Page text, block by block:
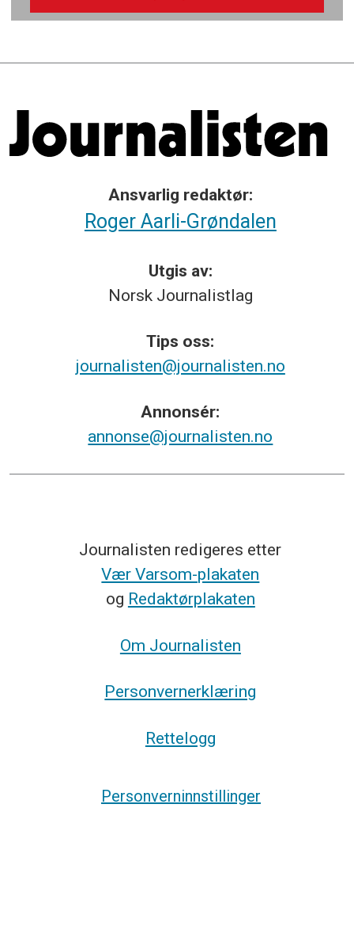
Ansvarlig redaktør:
Roger Aarli-Grøndalen
Utgis av:
Norsk Journalistlag
Tips oss:
journalisten@journalisten.no
Annonsér:
annonse@journalisten.no
Journalisten redigeres etter
Vær Varsom-plakaten
og Redaktørplakaten
Om Journalisten
Personvernerklæring
Rettelogg
Personverninnstillinger